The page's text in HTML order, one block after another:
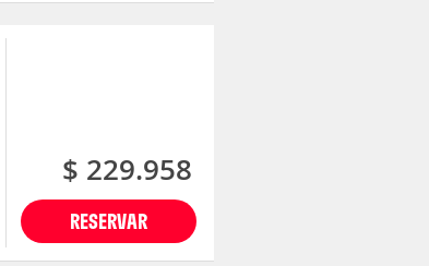
RESERVAR
$ 229.958